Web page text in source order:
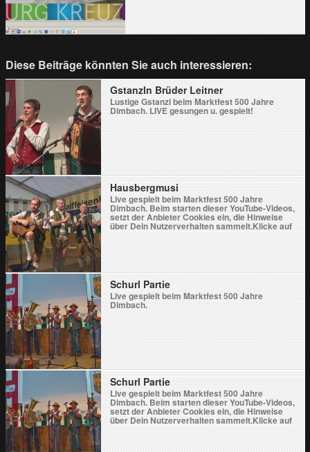
Diese Beiträge könnten Sie auch interessieren:
Gstanzln Brüder Leitner
Lustige Gstanzl beim Marktfest 500 Jahre
Dimbach. LIVE gesungen u. gespielt!
Hausbergmusi
Live gespielt beim Marktfest 500 Jahre
Dimbach. Beim starten dieser YouTube-Videos,
setzt der Anbieter Cookies ein, die Hinweise
über Dein Nutzerverhalten sammelt.Klicke auf
Video laden wenn Du damit einverstanden
bist.Durch das Laden des Videos akzeptierst Du
die Datenschutzerklärung von YouTube.Weitere
Informationen zur Datenschutzrichtlinie von
YouTube findest Du hier: Google - Privacy &
Terms. Blockiere YouTube-Videos […]
Schurl Partie
Live gespielt beim Marktfest 500 Jahre
Dimbach.
Schurl Partie
Live gespielt beim Marktfest 500 Jahre
Dimbach. Beim starten dieser YouTube-Videos,
setzt der Anbieter Cookies ein, die Hinweise
über Dein Nutzerverhalten sammelt.Klicke auf
Video laden wenn Du damit einverstanden
bist.Durch das Laden des Videos akzeptierst Du
die Datenschutzerklärung von YouTube.Weitere